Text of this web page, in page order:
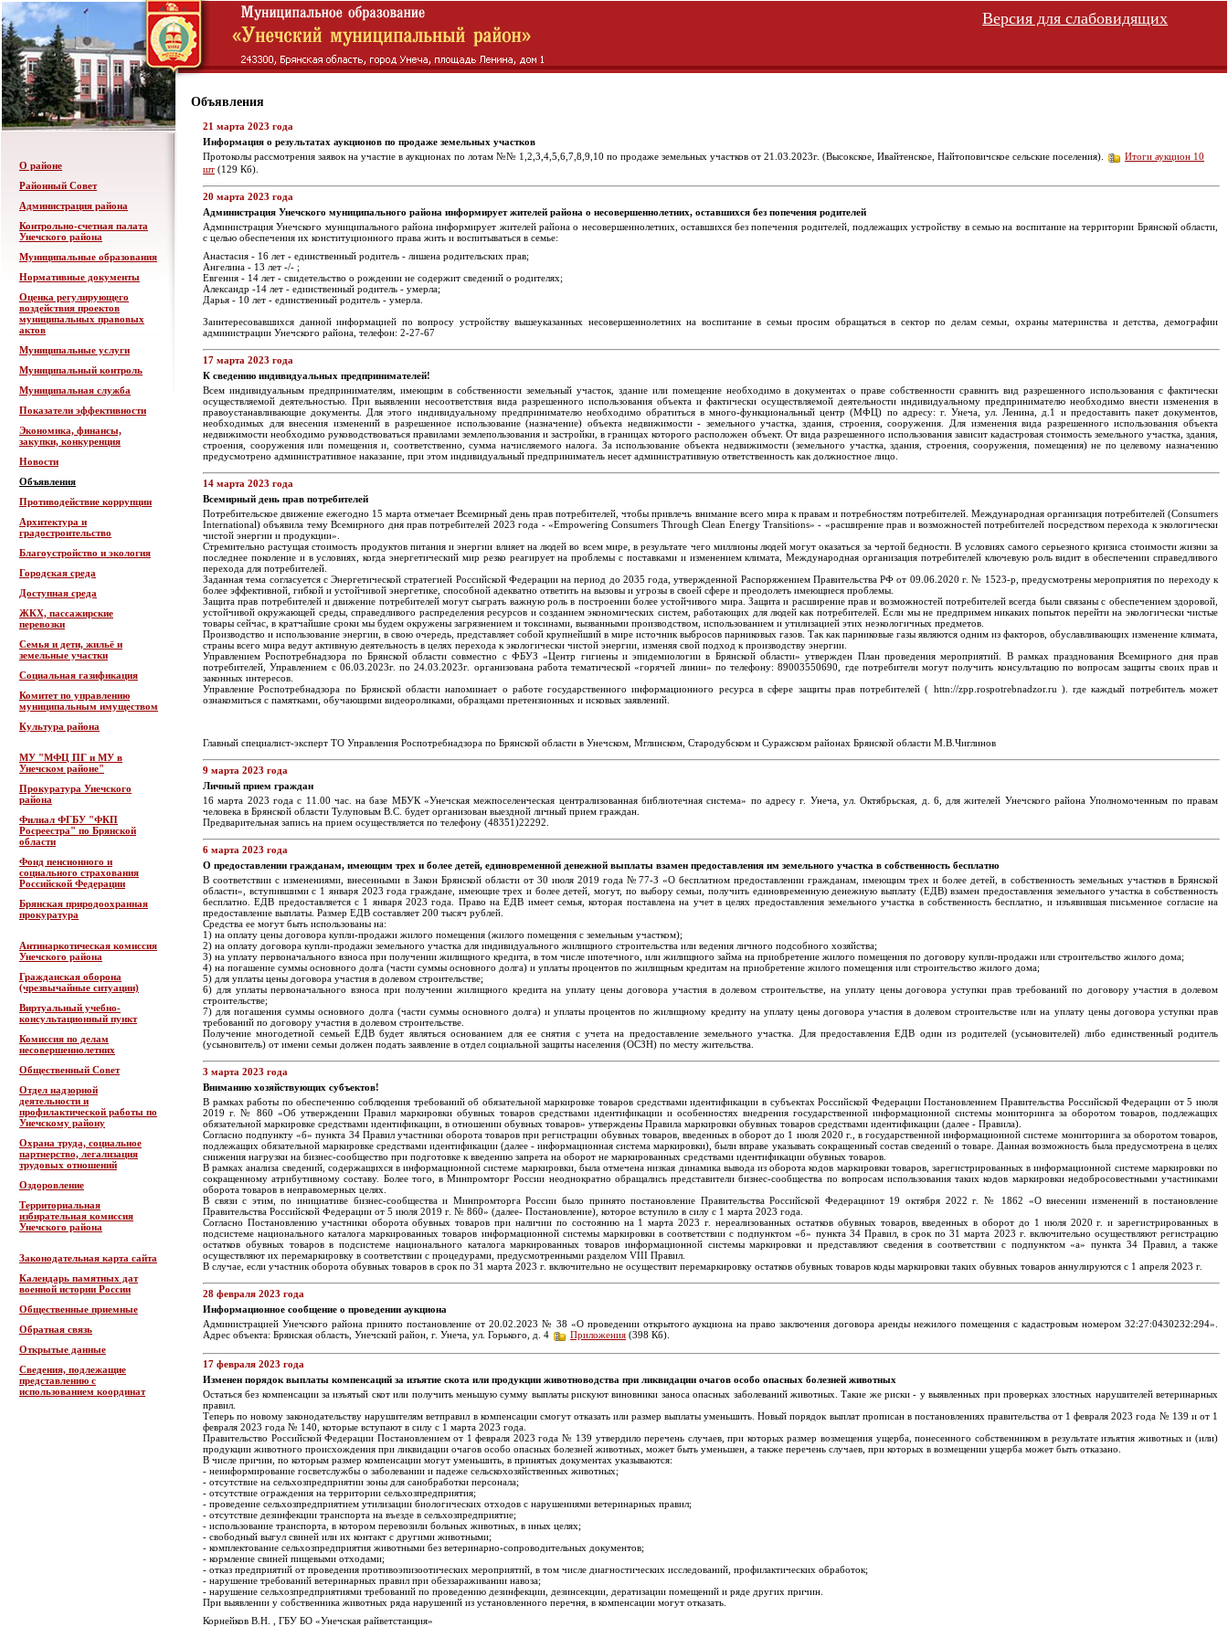
Версия для слабовидящих
О районе
Районный Совет
Администрация района
Контрольно-счетная палата
Унечского района
Муниципальные образования
Нормативные документы
Оценка регулирующего
воздействия проектов
муниципальных правовых
актов
Муниципальные услуги
Муниципальный контроль
Муниципальная служба
Показатели эффективности
Экономика, финансы,
закупки, конкуренция
Новости
Объявления
Противодействие коррупции
Архитектура и
градостроительство
Благоустройство и экология
Городская среда
Доступная среда
ЖКХ, пассажирские
перевозки
Семья и дети, жильё и
земельные участки
Социальная газификация
Комитет по управлению
муниципальным имуществом
Культура района
МУ "МФЦ ПГ и МУ в
Унечском районе"
Прокуратура Унечского
района
Филиал ФГБУ "ФКП
Росреестра" по Брянской
области
Фонд пенсионного и
социального страхования
Российской Федерации
Брянская природоохранная
прокуратура
Антинаркотическая комиссия
Унечского района
Гражданская оборона
(чрезвычайные ситуации)
Виртуальный учебно-
консультационный пункт
Комиссия по делам
несовершеннолетних
Общественный Совет
Отдел надзорной
деятельности и
профилактической работы по
Унечскому району
Охрана труда, социальное
партнерство, легализация
трудовых отношений
Оздоровление
Территориальная
избирательная комиссия
Унечского района
Законодательная карта сайта
Календарь памятных дат
военной истории России
Общественные приемные
Обратная связь
Открытые данные
Сведения, подлежащие
представлению с
использованием координат
Объявления
21 марта 2023 года
Информация о результатах аукционов по продаже земельных участков
Протоколы рассмотрения заявок на участие в аукционах по лотам №№ 1,2,3,4,5,6,7,8,9,10 по продаже земельных участков от 21.03.2023г. (Высокское, Ивайтенское, Найтоповичское сельские поселения).
Итоги аукцион 10
шт (129 Кб).
20 марта 2023 года
Администрация Унечского муниципального района информирует жителей района о несовершеннолетних, оставшихся без попечения родителей
Администрация Унечского муниципального района информирует жителей района о несовершеннолетних, оставшихся без попечения родителей, подлежащих устройству в семью на воспитание на территории Брянской области,
с целью обеспечения их конституционного права жить и воспитываться в семье:
Анастасия - 16 лет - единственный родитель - лишена родительских прав;
Ангелина - 13 лет -/- ;
Евгения - 14 лет - свидетельство о рождении не содержит сведений о родителях;
Александр -14 лет - единственный родитель - умерла;
Дарья - 10 лет - единственный родитель - умерла.
Заинтересовавшихся данной информацией по вопросу устройству вышеуказанных несовершеннолетних на воспитание в семьи просим обращаться в сектор по делам семьи, охраны материнства и детства, демографии
администрации Унечского района, телефон: 2-27-67
17 марта 2023 года
К сведению индивидуальных предпринимателей!
Всем индивидуальным предпринимателям, имеющим в собственности земельный участок, здание или помещение необходимо в документах о праве собственности сравнить вид разрешенного использования с фактически
осуществляемой деятельностью. При выявлении несоответствия вида разрешенного использования объекта и фактически осуществляемой деятельности индивидуальному предпринимателю необходимо внести изменения в
правоустанавливающие документы. Для этого индивидуальному предпринимателю необходимо обратиться в много-функциональный центр (МФЦ) по адресу: г. Унеча, ул. Ленина, д.1 и предоставить пакет документов,
необходимых для внесения изменений в разрешенное использование (назначение) объекта недвижимости - земельного участка, здания, строения, сооружения. Для изменения вида разрешенного использования объекта
недвижимости необходимо руководствоваться правилами землепользования и застройки, в границах которого расположен объект. От вида разрешенного использования зависит кадастровая стоимость земельного участка, здания,
строения, сооружения или помещения и, соответственно, сумма начисляемого налога. За использование объекта недвижимости (земельного участка, здания, строения, сооружения, помещения) не по целевому назначению
предусмотрено административное наказание, при этом индивидуальный предприниматель несет административную ответственность как должностное лицо.
14 марта 2023 года
Всемирный день прав потребителей
Потребительское движение ежегодно 15 марта отмечает Всемирный день прав потребителей, чтобы привлечь внимание всего мира к правам и потребностям потребителей. Международная организация потребителей (Consumers
International) объявила тему Всемирного дня прав потребителей 2023 года - «Empowering Consumers Through Clean Energy Transitions» - «расширение прав и возможностей потребителей посредством перехода к экологически
чистой энергии и продукции».
Стремительно растущая стоимость продуктов питания и энергии влияет на людей во всем мире, в результате чего миллионы людей могут оказаться за чертой бедности. В условиях самого серьезного кризиса стоимости жизни за
последнее поколение и в условиях, когда энергетический мир резко реагирует на проблемы с поставками и изменением климата, Международная организация потребителей ключевую роль видит в обеспечении справедливого
перехода для потребителей.
Заданная тема согласуется с Энергетической стратегией Российской Федерации на период до 2035 года, утвержденной Распоряжением Правительства РФ от 09.06.2020 г. № 1523-р, предусмотрены мероприятия по переходу к
более эффективной, гибкой и устойчивой энергетике, способной адекватно ответить на вызовы и угрозы в своей сфере и преодолеть имеющиеся проблемы.
Защита прав потребителей и движение потребителей могут сыграть важную роль в построении более устойчивого мира. Защита и расширение прав и возможностей потребителей всегда были связаны с обеспечением здоровой,
устойчивой окружающей среды, справедливого распределения ресурсов и созданием экономических систем, работающих для людей как потребителей. Если мы не предпримем никаких попыток перейти на экологически чистые
товары сейчас, в кратчайшие сроки мы будем окружены загрязнением и токсинами, вызванными производством, использованием и утилизацией этих неэкологичных предметов.
Производство и использование энергии, в свою очередь, представляет собой крупнейший в мире источник выбросов парниковых газов. Так как парниковые газы являются одним из факторов, обуславливающих изменение климата,
страны всего мира ведут активную деятельность в целях перехода к экологически чистой энергии, изменяя свой подход к производству энергии.
Управлением Роспотребнадзора по Брянской области совместно с ФБУЗ «Центр гигиены и эпидемиологии в Брянской области» утвержден План проведения мероприятий. В рамках празднования Всемирного дня прав
потребителей, Управлением с 06.03.2023г. по 24.03.2023г. организована работа тематической «горячей линии» по телефону: 89003550690, где потребители могут получить консультацию по вопросам защиты своих прав и
законных интересов.
Управление Роспотребнадзора по Брянской области напоминает о работе государственного информационного ресурса в сфере защиты прав потребителей ( httn://zpp.rospotrebnadzor.ru ). где каждый потребитель может
ознакомиться с памятками, обучающими видеороликами, образцами претензионных и исковых заявлений.
Главный специалист-эксперт ТО Управления Роспотребнадзора по Брянской области в Унечском, Мглинском, Стародубском и Суражском районах Брянской области М.В.Чиглинов
9 марта 2023 года
Личный прием граждан
16 марта 2023 года с 11.00 час. на базе МБУК «Унечская межпоселенческая централизованная библиотечная система» по адресу г. Унеча, ул. Октябрьская, д. 6, для жителей Унечского района Уполномоченным по правам
человека в Брянской области Тулуповым В.С. будет организован выездной личный прием граждан.
Предварительная запись на прием осуществляется по телефону (48351)22292.
6 марта 2023 года
О предоставлении гражданам, имеющим трех и более детей, единовременной денежной выплаты взамен предоставления им земельного участка в собственность бесплатно
В соответствии с изменениями, внесенными в Закон Брянской области от 30 июля 2019 года №77-З «О бесплатном предоставлении гражданам, имеющим трех и более детей, в собственность земельных участков в Брянской
области», вступившими с 1 января 2023 года граждане, имеющие трех и более детей, могут, по выбору семьи, получить единовременную денежную выплату (ЕДВ) взамен предоставления земельного участка в собственность
бесплатно. ЕДВ предоставляется с 1 января 2023 года. Право на ЕДВ имеет семья, которая поставлена на учет в целях предоставления земельного участка в собственность бесплатно, и изъявившая письменное согласие на
предоставление выплаты. Размер ЕДВ составляет 200 тысяч рублей.
Средства ее могут быть использованы на:
1) на оплату цены договора купли-продажи жилого помещения (жилого помещения с земельным участком);
2) на оплату договора купли-продажи земельного участка для индивидуального жилищного строительства или ведения личного подсобного хозяйства;
3) на уплату первоначального взноса при получении жилищного кредита, в том числе ипотечного, или жилищного займа на приобретение жилого помещения по договору купли-продажи или строительство жилого дома;
4) на погашение суммы основного долга (части суммы основного долга) и уплаты процентов по жилищным кредитам на приобретение жилого помещения или строительство жилого дома;
5) для уплаты цены договора участия в долевом строительстве;
6) для уплаты первоначального взноса при получении жилищного кредита на уплату цены договора участия в долевом строительстве, на уплату цены договора уступки прав требований по договору участия в долевом
строительстве;
7) для погашения суммы основного долга (части суммы основного долга) и уплаты процентов по жилищному кредиту на уплату цены договора участия в долевом строительстве или на уплату цены договора уступки прав
требований по договору участия в долевом строительстве.
Получение многодетной семьей ЕДВ будет являться основанием для ее снятия с учета на предоставление земельного участка. Для предоставления ЕДВ один из родителей (усыновителей) либо единственный родитель
(усыновитель) от имени семьи должен подать заявление в отдел социальной защиты населения (ОСЗН) по месту жительства.
3 марта 2023 года
Вниманию хозяйствующих субъектов!
В рамках работы по обеспечению соблюдения требований об обязательной маркировке товаров средствами идентификации в субъектах Российской Федерации Постановлением Правительства Российской Федерации от 5 июля
2019 г. № 860 «Об утверждении Правил маркировки обувных товаров средствами идентификации и особенностях внедрения государственной информационной системы мониторинга за оборотом товаров, подлежащих
обязательной маркировке средствами идентификации, в отношении обувных товаров» утверждены Правила маркировки обувных товаров средствами идентификации (далее - Правила).
Согласно подпункту «б» пункта 34 Правил участники оборота товаров при регистрации обувных товаров, введенных в оборот до 1 июля 2020 г., в государственной информационной системе мониторинга за оборотом товаров,
подлежащих обязательной маркировке средствами идентификации (далее - информационная система маркировки), были вправе указывать сокращенный состав сведений о товаре. Данная возможность была предусмотрена в целях
снижения нагрузки на бизнес-сообщество при подготовке к введению запрета на оборот не маркированных средствами идентификации обувных товаров.
В рамках анализа сведений, содержащихся в информационной системе маркировки, была отмечена низкая динамика вывода из оборота кодов маркировки товаров, зарегистрированных в информационной системе маркировки по
сокращенному атрибутивному составу. Более того, в Минпромторг России неоднократно обращались представители бизнес-сообщества по вопросам использования таких кодов маркировки недобросовестными участниками
оборота товаров в неправомерных целях.
В связи с этим, по инициативе бизнес-сообщества и Минпромторга России было принято постановление Правительства Российской Федерацииот 19 октября 2022 г. № 1862 «О внесении изменений в постановление
Правительства Российской Федерации от 5 июля 2019 г. № 860» (далее- Постановление), которое вступило в силу с 1 марта 2023 года.
Согласно Постановлению участники оборота обувных товаров при наличии по состоянию на 1 марта 2023 г. нереализованных остатков обувных товаров, введенных в оборот до 1 июля 2020 г. и зарегистрированных в
подсистеме национального каталога маркированных товаров информационной системы маркировки в соответствии с подпунктом «б» пункта 34 Правил, в срок по 31 марта 2023 г. включительно осуществляют регистрацию
остатков обувных товаров в подсистеме национального каталога маркированных товаров информационной системы маркировки и представляют сведения в соответствии с подпунктом «а» пункта 34 Правил, а также
осуществляют их перемаркировку в соответствии с процедурами, предусмотренными разделом VIII Правил.
В случае, если участник оборота обувных товаров в срок по 31 марта 2023 г. включительно не осуществит перемаркировку остатков обувных товаров коды маркировки таких обувных товаров аннулируются с 1 апреля 2023 г.
28 февраля 2023 года
Информационное сообщение о проведении аукциона
Администрацией Унечского района принято постановление от 20.02.2023 № 38 «О проведении открытого аукциона на право заключения договора аренды нежилого помещения с кадастровым номером 32:27:0430232:294».
Адрес объекта: Брянская область, Унечский район, г. Унеча, ул. Горького, д. 4
Приложения (398 Кб).
17 февраля 2023 года
Изменен порядок выплаты компенсаций за изъятие скота или продукции животноводства при ликвидации очагов особо опасных болезней животных
Остаться без компенсации за изъятый скот или получить меньшую сумму выплаты рискуют виновники заноса опасных заболеваний животных. Такие же риски - у выявленных при проверках злостных нарушителей ветеринарных
правил.
Теперь по новому законодательству нарушителям ветправил в компенсации смогут отказать или размер выплаты уменьшить. Новый порядок выплат прописан в постановлениях правительства от 1 февраля 2023 года № 139 и от 1
февраля 2023 года № 140, которые вступают в силу с 1 марта 2023 года.
Правительство Российской Федерации Постановлением от 1 февраля 2023 года № 139 утвердило перечень случаев, при которых размер возмещения ущерба, понесенного собственником в результате изъятия животных и (или)
продукции животного происхождения при ликвидации очагов особо опасных болезней животных, может быть уменьшен, а также перечень случаев, при которых в возмещении ущерба может быть отказано.
В числе причин, по которым размер компенсации могут уменьшить, в принятых документах указываются:
- неинформирование госветслужбы о заболевании и падеже сельскохозяйственных животных;
- отсутствие на сельхозпредприятии зоны для санобработки персонала;
- отсутствие ограждения на территории сельхозпредприятия;
- проведение сельхозпредприятием утилизации биологических отходов с нарушениями ветеринарных правил;
- отсутствие дезинфекции транспорта на въезде в сельхозпредприятие;
- использование транспорта, в котором перевозили больных животных, в иных целях;
- свободный выгул свиней или их контакт с другими животными;
- комплектование сельхозпредприятия животными без ветеринарно-сопроводительных документов;
- кормление свиней пищевыми отходами;
- отказ предприятий от проведения противоэпизоотических мероприятий, в том числе диагностических исследований, профилактических обработок;
- нарушение требований ветеринарных правил при обеззараживании навоза;
- нарушение сельхозпредприятиями требований по проведению дезинфекции, дезинсекции, дератизации помещений и ряде других причин.
При выявлении у собственника животных ряда нарушений из установленного перечня, в компенсации могут отказать.
Корнейков В.Н. , ГБУ БО «Унечская райветстанция»